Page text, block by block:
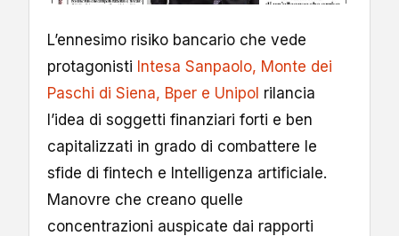
L’ennesimo risiko bancario che vede
protagonisti Intesa Sanpaolo, Monte dei
Paschi di Siena, Bper e Unipol rilancia
l’idea di soggetti finanziari forti e ben
capitalizzati in grado di combattere le
sfide di fintech e Intelligenza artificiale.
Manovre che creano quelle
concentrazioni auspicate dai rapporti